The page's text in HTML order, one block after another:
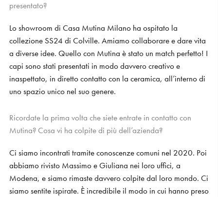
presentato?
Lo showroom di Casa Mutina Milano ha ospitato la
collezione SS24 di Colville. Amiamo collaborare e dare vita
a diverse idee. Quello con Mutina è stato un match perfetto! I
capi sono stati presentati in modo davvero creativo e
inaspettato, in diretto contatto con la ceramica, all’interno di
uno spazio unico nel suo genere.
Ricordate la prima volta che siete entrate in contatto con
Mutina? Cosa vi ha colpite di più dell’azienda?
Ci siamo incontrati tramite conoscenze comuni nel 2020. Poi
abbiamo rivisto Massimo e Giuliana nei loro uffici, a
Modena, e siamo rimaste davvero colpite dal loro mondo. Ci
siamo sentite ispirate. È incredibile il modo in cui hanno preso